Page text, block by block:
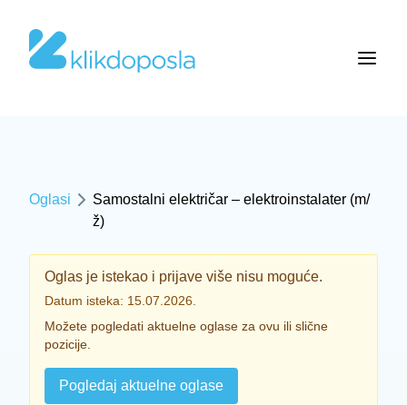
Oglasi
Samostalni električar – elektroinstalater (m/
ž)
Oglas je istekao i prijave više nisu moguće.
Datum isteka: 15.07.2026.
Možete pogledati aktuelne oglase za ovu ili slične
pozicije.
Pogledaj aktuelne oglase